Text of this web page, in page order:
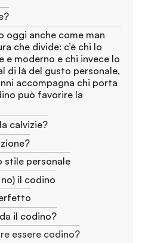
anche come man
che divide: c’è chi lo
e moderno e chi invece lo
di là del gusto personale,
accompagna chi porta
può favorire la
calvizie?
stile personale
il codino
il codino?
essere codino?